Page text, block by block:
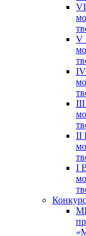
VI
V
IV
III
II
I